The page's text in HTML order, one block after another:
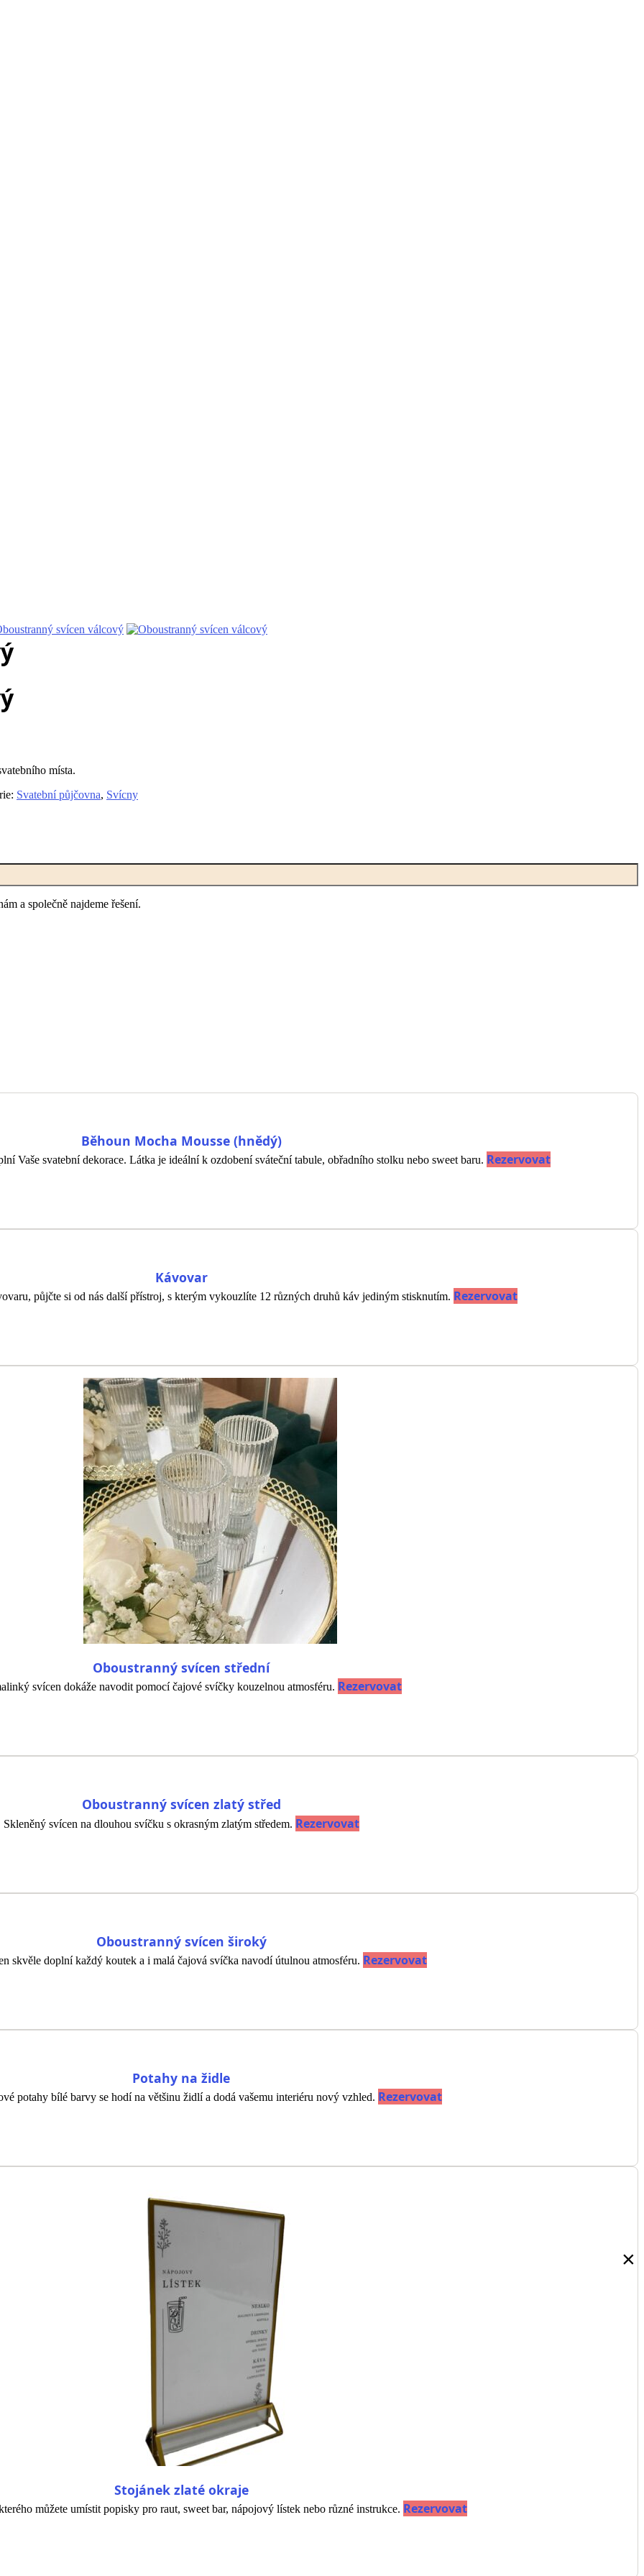
místa.
Svatební půjčovna, Svícny
a společně najdeme řešení.
Běhoun Mocha Mousse (hnědý)
Vaše svatební dekorace. Látka je ideální k ozdobení sváteční tabule, obřadního stolku nebo sweet baru. Rezervovat
Kávovar
půjčte si od nás další přístroj, s kterým vykouzlíte 12 různých druhů káv jediným stisknutím. Rezervovat
Oboustranný svícen střední
svícen dokáže navodit pomocí čajové svíčky kouzelnou atmosféru. Rezervovat
Oboustranný svícen zlatý střed
Skleněný svícen na dlouhou svíčku s okrasným zlatým středem. Rezervovat
Oboustranný svícen široký
skvěle doplní každý koutek a i malá čajová svíčka navodí útulnou atmosféru. Rezervovat
Potahy na židle
potahy bílé barvy se hodí na většinu židlí a dodá vašemu interiéru nový vzhled. Rezervovat
Stojánek zlaté okraje
můžete umístit popisky pro raut, sweet bar, nápojový lístek nebo různé instrukce. Rezervovat